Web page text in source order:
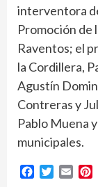
interventora
Promoción de
Raventos; el
la Cordillera,
Agustín
Contreras y
Pablo Muena
municipales.
Facebook
Twitter
Email